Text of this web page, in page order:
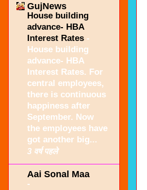
GujNews
House building
advance- HBA
Interest Rates -
House building
advance- HBA
Interest Rates. For
central employees,
there is continuous
happiness after
September. Now
the employees have
got another big...
3 वर्ष पहले
Aai Sonal Maa
-